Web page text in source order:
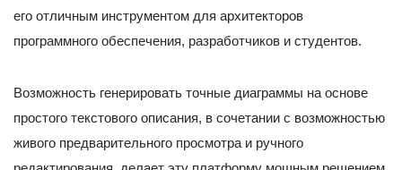
его отличным инструментом для архитекторов
программного обеспечения, разработчиков и студентов.
Возможность генерировать точные диаграммы на основе
простого текстового описания, в сочетании с возможностью
живого предварительного просмотра и ручного